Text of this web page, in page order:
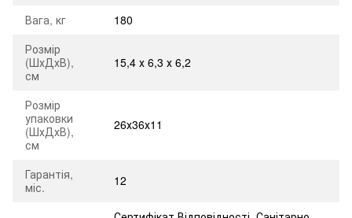
Вага, кг
180
Розмір
(ШхДхВ),
см
15,4 х 6,3 х 6,2
Розмір
упаковки
(ШхДхВ),
см
26х36х11
Гарантія,
міс.
12